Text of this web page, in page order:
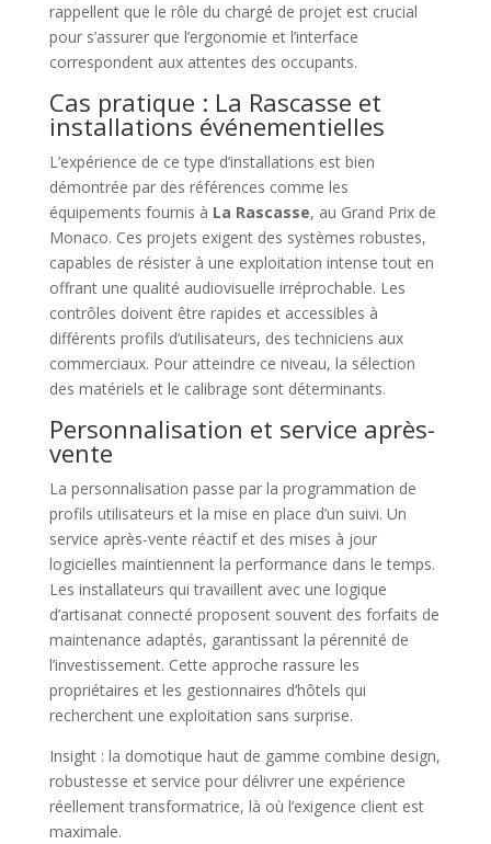
rappellent que le rôle du chargé de projet est crucial
pour s’assurer que l’ergonomie et l’interface
correspondent aux attentes des occupants.
Cas pratique : La Rascasse et
installations événementielles
L’expérience de ce type d’installations est bien
démontrée par des références comme les
équipements fournis à La Rascasse, au Grand Prix de
Monaco. Ces projets exigent des systèmes robustes,
capables de résister à une exploitation intense tout en
offrant une qualité audiovisuelle irréprochable. Les
contrôles doivent être rapides et accessibles à
différents profils d’utilisateurs, des techniciens aux
commerciaux. Pour atteindre ce niveau, la sélection
des matériels et le calibrage sont déterminants.
Personnalisation et service après-
vente
La personnalisation passe par la programmation de
profils utilisateurs et la mise en place d’un suivi. Un
service après-vente réactif et des mises à jour
logicielles maintiennent la performance dans le temps.
Les installateurs qui travaillent avec une logique
d’artisanat connecté proposent souvent des forfaits de
maintenance adaptés, garantissant la pérennité de
l’investissement. Cette approche rassure les
propriétaires et les gestionnaires d’hôtels qui
recherchent une exploitation sans surprise.
Insight : la domotique haut de gamme combine design,
robustesse et service pour délivrer une expérience
réellement transformatrice, là où l’exigence client est
maximale.